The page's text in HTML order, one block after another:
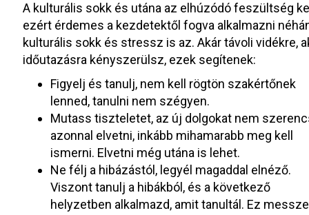
A kulturális sokk és utána az elhúzódó feszültség
ezért érdemes a kezdetektől fogva alkalmazni
kulturális sokk és stressz is az. Akár távoli vidékre,
időutazásra kényszerülsz, ezek segítenek:
Figyelj és tanulj, nem kell rögtön szakértőnek
lenned, tanulni nem szégyen.
Mutass tiszteletet, az új dolgokat nem
azonnal elvetni, inkább mihamarabb meg kell
ismerni. Elvetni még utána is lehet.
Ne félj a hibázástól, legyél magaddal elnéző.
Viszont tanulj a hibákból, és a következő
helyzetben alkalmazd, amit tanultál. Ez messze